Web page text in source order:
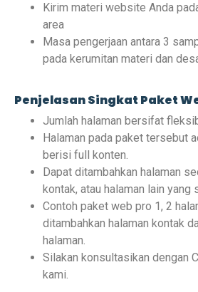
Kirim materi website Anda
area
Masa pengerjaan antara 3
pada kerumitan materi dan
Penjelasan Singkat Paket
Jumlah halaman bersifat
Halaman pada paket tersebut
berisi full konten.
Dapat ditambahkan halaman
kontak, atau halaman lain yang
Contoh paket web pro 1, 2
ditambahkan halaman kontak
halaman.
Silakan konsultasikan dengan
kami.